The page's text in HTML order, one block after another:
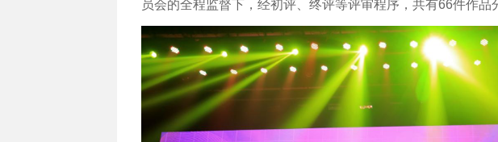
员会的全程监督下，经初评、终评等评审程序，共有66件作品